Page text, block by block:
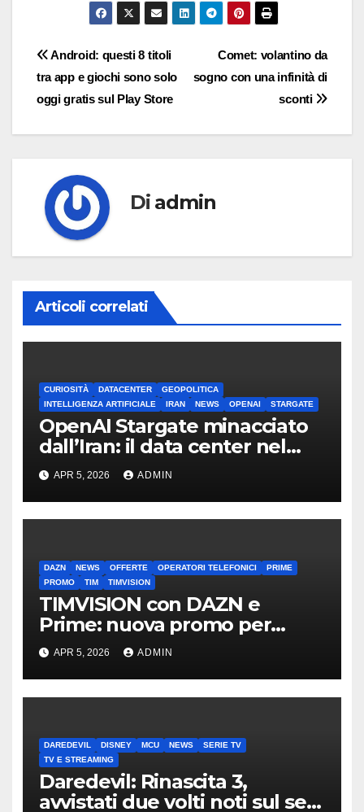
Navigazione
articoli
Comet: volantino da
sogno con una infinità di
sconti
Android: questi 8 titoli
tra app e giochi sono solo
oggi gratis sul Play Store
Di admin
Articoli correlati
CURIOSITÀ DATACENTER
GEOPOLITICA
INTELLIGENZA ARTIFICIALE
IRAN NEWS OPENAI STARGATE
OpenAI Stargate minacciato
dall’Iran: il data center nel
mirino
APR 5, 2026 ADMIN
DAZN NEWS OFFERTE OPERATORI TELEFONICI
PRIME
PROMO
TIM TIMVISION
TIMVISION con DAZN e
Prime: nuova promo per
clienti TIM
APR 5, 2026 ADMIN
DAREDEVIL DISNEY MCU NEWS
SERIE TV
TV E STREAMING
Daredevil: Rinascita 3,
avvistati due volti noti sul set